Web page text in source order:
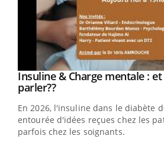
Youtube
Insuline & Charge mentale :
parler??Youtube
En 2026, l'insuline dans le diabète
entourée d'idées reçues chez les
parfois chez les soignants.